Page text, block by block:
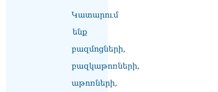
Կատարում
ենք
բազմոցների,
բազկաթոռների,
աթոռների,
«Ցավոք, կլինեն շրջաններ,
որտեղ կտեղա կարկուտ»․
համաշխարհային
մտահոգված է Հայ